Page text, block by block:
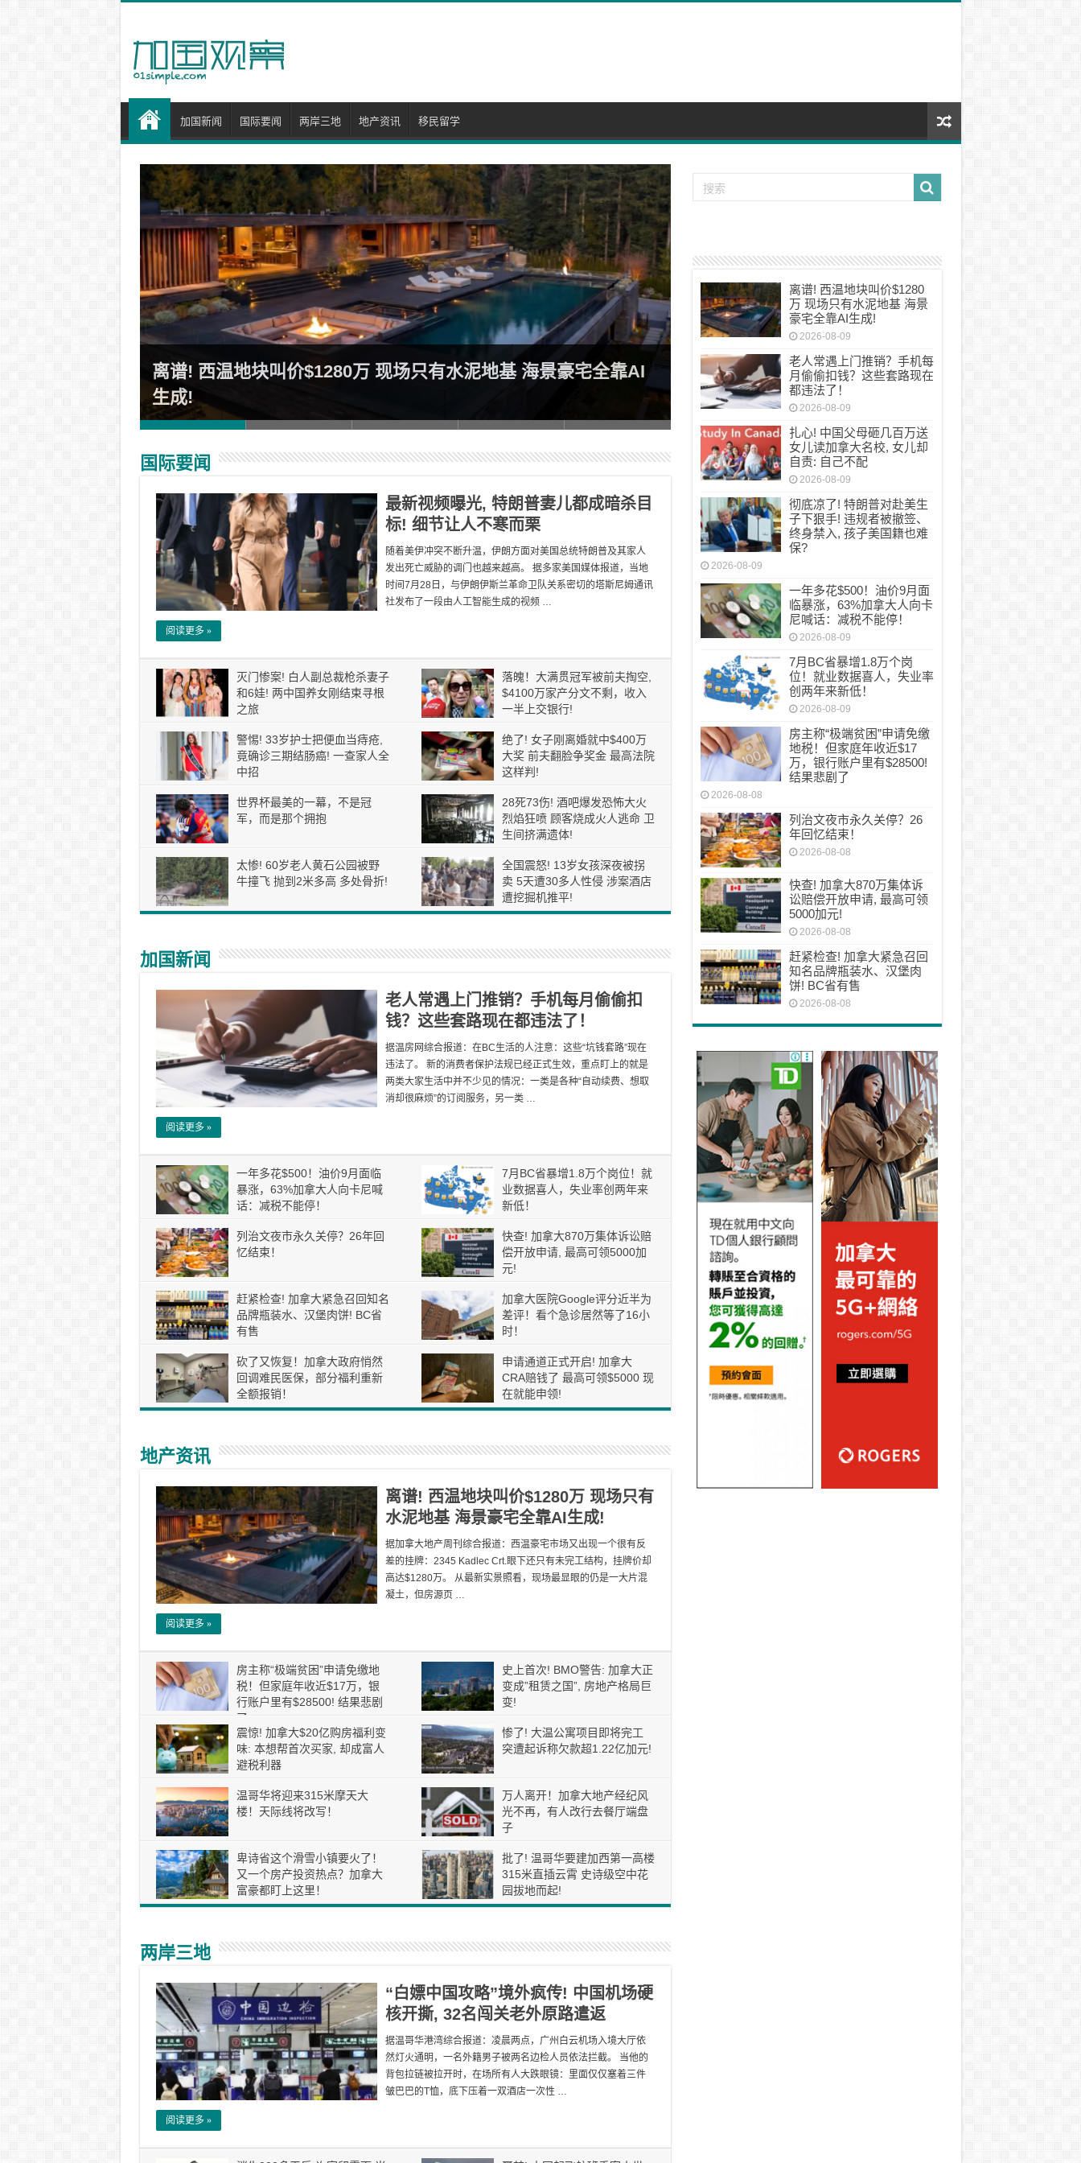
加国新闻 国际要闻 两岸三地 地产资讯 移民留学
离谱! 西温地块叫价$1280万 现场只有水泥地基 海景豪宅全靠AI
生成!
老人常遇上门推销？手机每月偷偷扣钱？这些套路
了！
国际要闻
最新视频曝光, 特朗普妻儿都成暗杀目
标! 细节让人不寒而栗
随着美伊冲突不断升温，伊朗方面对美国总统特朗普及其家人
发出死亡威胁的调门也越来越高。 据多家美国媒体报道，当地
时间7月28日，与伊朗伊斯兰革命卫队关系密切的塔斯尼姆通讯
社发布了一段由人工智能生成的视频 …
阅读更多 »
灭门惨案! 白人副总裁枪杀妻子
和6娃! 两中国养女刚结束寻根
之旅
落魄！大满贯冠军被前夫掏空,
$4100万家产分文不剩，收入
一半上交银行!
警惕! 33岁护士把便血当痔疮,
竟确诊三期结肠癌! 一查家人全
中招
绝了! 女子刚离婚就中$400万
大奖 前夫翻脸争奖金 最高法院
这样判!
世界杯最美的一幕，不是冠
军，而是那个拥抱
28死73伤! 酒吧爆发恐怖大火
烈焰狂喷 顾客烧成火人逃命 卫
生间挤满遗体!
太惨! 60岁老人黄石公园被野
牛撞飞 抛到2米多高 多处骨折!
全国震怒! 13岁女孩深夜被拐
卖 5天遭30多人性侵 涉案酒店
遭挖掘机推平!
加国新闻
老人常遇上门推销？手机每月偷偷扣
钱？这些套路现在都违法了！
据温房网综合报道：在BC生活的人注意：这些“坑钱套路”现在
违法了。 新的消费者保护法规已经正式生效，重点盯上的就是
两类大家生活中并不少见的情况：一类是各种“自动续费、想取
消却很麻烦”的订阅服务，另一类 …
阅读更多 »
一年多花$500！油价9月面临
暴涨，63%加拿大人向卡尼喊
话：减税不能停！
7月BC省暴增1.8万个岗位！就
业数据喜人，失业率创两年来
新低！
列治文夜市永久关停？26年回
忆结束！
快查! 加拿大870万集体诉讼赔
偿开放申请, 最高可领5000加
元!
赶紧检查! 加拿大紧急召回知名
品牌瓶装水、汉堡肉饼! BC省
有售
加拿大医院Google评分近半为
差评！看个急诊居然等了16小
时！
砍了又恢复！加拿大政府悄然
回调难民医保，部分福利重新
全额报销！
申请通道正式开启! 加拿大
CRA赔钱了 最高可领$5000 现
在就能申领!
地产资讯
离谱! 西温地块叫价$1280万 现场只有
水泥地基 海景豪宅全靠AI生成!
据加拿大地产周刊综合报道：西温豪宅市场又出现一个很有反
差的挂牌：2345 Kadlec Crt.眼下还只有未完工结构，挂牌价却
高达$1280万。 从最新实景照看，现场最显眼的仍是一大片混
凝土，但房源页 …
阅读更多 »
房主称“极端贫困”申请免缴地
税！但家庭年收近$17万，银
行账户里有$28500! 结果悲剧
了
史上首次! BMO警告: 加拿大正
变成”租赁之国”, 房地产格局巨
变!
震惊! 加拿大$20亿购房福利变
味: 本想帮首次买家, 却成富人
避税利器
惨了! 大温公寓项目即将完工
突遭起诉称欠款超1.22亿加元!
温哥华将迎来315米摩天大
楼！天际线将改写！
万人离开！加拿大地产经纪风
光不再，有人改行去餐厅端盘
子
卑诗省这个滑雪小镇要火了！
又一个房产投资热点？加拿大
富豪都盯上这里！
批了! 温哥华要建加西第一高楼
315米直插云霄 史诗级空中花
园拔地而起!
两岸三地
“白嫖中国攻略”境外疯传! 中国机场硬
核开撕, 32名闯关老外原路遣返
据温哥华港湾综合报道：凌晨两点，广州白云机场入境大厅依
然灯火通明，一名外籍男子被两名边检人员依法拦截。 当他的
背包拉链被拉开时，在场所有人大跌眼镜：里面仅仅塞着三件
皱巴巴的T恤，底下压着一双酒店一次性 …
阅读更多 »
离谱! 西温地块叫价$1280
万 现场只有水泥地基 海景
豪宅全靠AI生成!
2026-08-09
老人常遇上门推销？手机每
月偷偷扣钱？这些套路现在
都违法了！
2026-08-09
扎心! 中国父母砸几百万送
女儿读加拿大名校, 女儿却
自责: 自己不配
2026-08-09
彻底凉了! 特朗普对赴美生
子下狠手! 违规者被撤签、
终身禁入, 孩子美国籍也难
保?
2026-08-09
一年多花$500！油价9月面
临暴涨，63%加拿大人向卡
尼喊话：减税不能停！
2026-08-09
7月BC省暴增1.8万个岗
位！就业数据喜人，失业率
创两年来新低！
2026-08-09
房主称“极端贫困”申请免缴
地税！但家庭年收近$17
万，银行账户里有$28500!
结果悲剧了
2026-08-08
列治文夜市永久关停？26
年回忆结束！
2026-08-08
快查! 加拿大870万集体诉
讼赔偿开放申请, 最高可领
5000加元!
2026-08-08
赶紧检查! 加拿大紧急召回
知名品牌瓶装水、汉堡肉
饼! BC省有售
2026-08-08